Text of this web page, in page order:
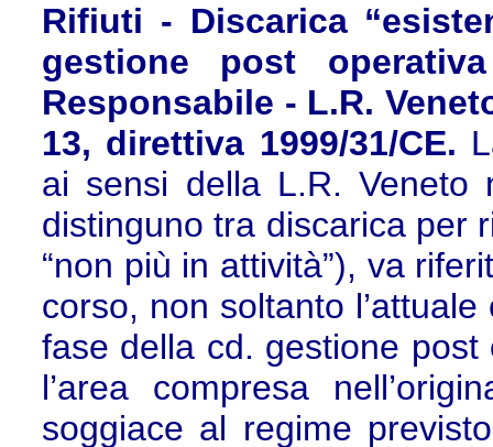
Rifiuti - Discarica
gestione post
Responsabile - L.R.
13, direttiva 1999/31/CE.
ai sensi della L.R.
distinguno tra discarica per
“non più in attività”), va
corso, non soltanto
fase della cd. gestione post
l’area compresa
soggiace al regime